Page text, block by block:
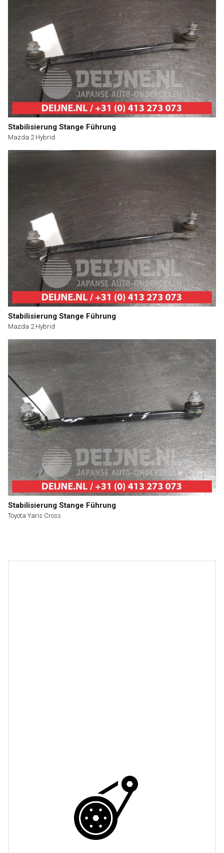
Stabilisierung Stange Führung
Mazda 2 Hybrid
Stabilisierung Stange Führung
Mazda 2 Hybrid
Stabilisierung Stange Führung
Toyota Yaris Cross